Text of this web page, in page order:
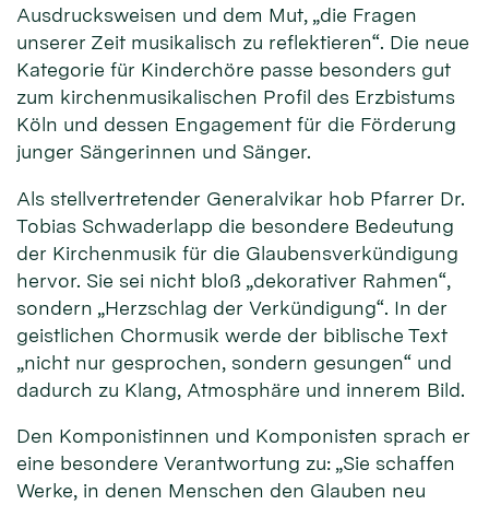
Ausdrucksweisen und dem Mut, „die Fragen
unserer Zeit musikalisch zu reflektieren“. Die neue
Kategorie für Kinderchöre passe besonders gut
zum kirchenmusikalischen Profil des Erzbistums
Köln und dessen Engagement für die Förderung
junger Sängerinnen und Sänger.
Als stellvertretender Generalvikar hob Pfarrer Dr.
Tobias Schwaderlapp die besondere Bedeutung
der Kirchenmusik für die Glaubensverkündigung
hervor. Sie sei nicht bloß „dekorativer Rahmen“,
sondern „Herzschlag der Verkündigung“. In der
geistlichen Chormusik werde der biblische Text
„nicht nur gesprochen, sondern gesungen“ und
dadurch zu Klang, Atmosphäre und innerem Bild.
Den Komponistinnen und Komponisten sprach er
eine besondere Verantwortung zu: „Sie schaffen
Werke, in denen Menschen den Glauben neu